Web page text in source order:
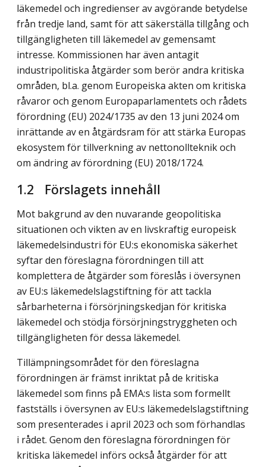
läkemedel och ingredienser av avgörande betydelse
från tredje land, samt för att säkerställa tillgång och
tillgängligheten till läkemedel av gemensamt
intresse. Kommissionen har även antagit
industripolitiska åtgärder som berör andra kritiska
områden, bl.a. genom Europeiska akten om kritiska
råvaror och genom Europaparlamentets och rådets
förordning (EU) 2024/1735 av den 13 juni 2024 om
inrättande av en åtgärdsram för att stärka Europas
ekosystem för tillverkning av nettonollteknik och
om ändring av förordning (EU) 2018/1724.
1.2 Förslagets innehåll
Mot bakgrund av den nuvarande geopolitiska
situationen och vikten av en livskraftig europeisk
läkemedelsindustri för EU:s ekonomiska säkerhet
syftar den föreslagna förordningen till att
komplettera de åtgärder som föreslås i översynen
av EU:s läkemedelslagstiftning för att tackla
sårbarheterna i försörjningskedjan för kritiska
läkemedel och stödja försörjningstryggheten och
tillgängligheten för dessa läkemedel.
Tillämpningsområdet för den föreslagna
förordningen är främst inriktat på de kritiska
läkemedel som finns på EMA:s lista som formellt
fastställs i översynen av EU:s läkemedelslagstiftning
som presenterades i april 2023 och som förhandlas
i rådet. Genom den föreslagna förordningen för
kritiska läkemedel införs också åtgärder för att